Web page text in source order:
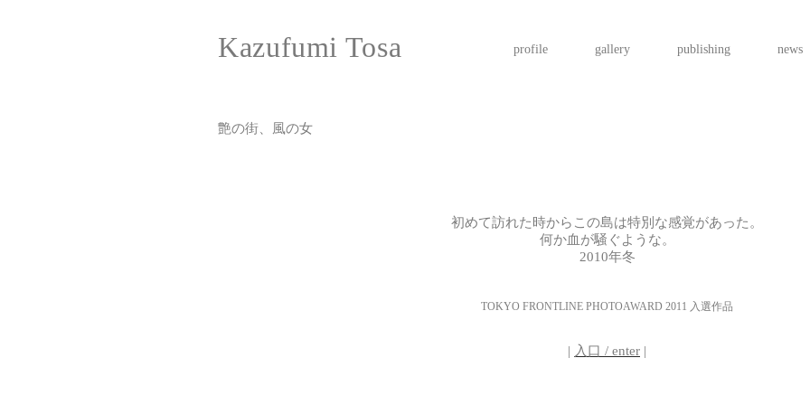
Kazufumi Tosa profile gallery publishing news
艶の街、風の女
初めて訪れた時からこの島は特別な感覚があった。
何か血が騒ぐような。
2010年冬
TOKYO FRONTLINE PHOTOAWARD 2011 入選作品
| 入口 / enter |